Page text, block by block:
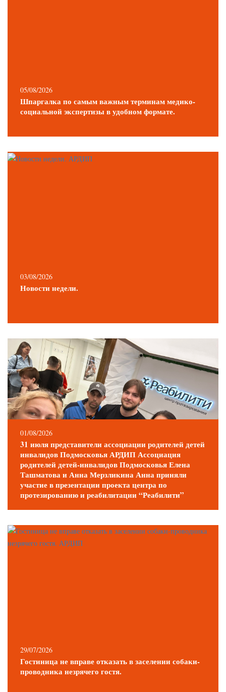
05/08/2026
Шпаргалка по самым важным терминам медико-
социальной экспертизы в удобном формате.
03/08/2026
Новости недели.
01/08/2026
31 июля представители ассоциации родителей детей
инвалидов Подмосковья АРДИП Ассоциация
родителей детей-инвалидов Подмосковья Елена
Ташматова и Анна Мерзликина Анна приняли
участие в презентации проекта центра по
протезированию и реабилитации “Реабилити”
29/07/2026
Гостиница не вправе отказать в заселении собаки-
проводника незрячего гостя.